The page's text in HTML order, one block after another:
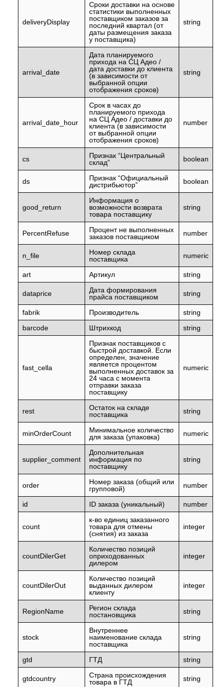
deliveryDisplay
Сроки доставки на основе
статистики выполненных
поставщиком заказов за
последний квартал (от
даты размещения заказа
у поставщика)
string
arrival_date
Дата планируемого
прихода на СЦ Адео /
дата доставки до клиента
(в зависимости от
выбранной опции
отображения сроков)
string
arrival_date_hour
Срок в часах до
планируемого прихода
на СЦ Адео / доставки до
клиента (в зависимости
от выбранной опции
отображения сроков)
number
cs
Признак “Центральный
склад”
boolean
ds
Признак “Официальный
дистрибьютор”
boolean
good_return
Информация о
возможности возврата
товара поставщику
string
PercentRefuse
Процент не выполненных
заказов поставщиком
number
n_file
Номер склада
поставщика
numeric
art Артикул string
dataprice
Дата формирования
прайса поставщиком
string
fabrik Производитель
string
barcode
Штрихкод string
fast_cella
Признак поставщиков с
быстрой доставкой. Если
определен, значение
является процентом
выполненных доставок за
24 часа с момента
отправки заказа
поставщику
numeric
rest
Остаток на складе
поставщика
string
minOrderCount
Минимальное количество
для заказа (упаковка)
numeric
supplier_comment
Дополнительная
информация по
поставщику
string
order
Номер заказа (общий или
групповой)
number
id ID заказа (уникальный) number
count
к-во единиц заказанного
товара для отмены
(снятия) из заказа
integer
countDilerGet
Количество позиций
оприходованных
дилером
integer
countDilerOut
Количество позиций
выданных дилером
клиенту
integer
RegionName
Регион склада
постановщика
string
stock
Внутреннее
наименование склада
поставщика
string
gtd ГТД string
gtdcountry
Страна происхождения
товара в ГТД
string